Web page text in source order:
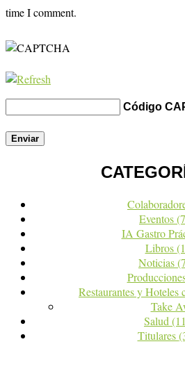
time I comment.
Código
Eventos
IA Gastro
Libros
Noticias
Restaurantes y Hoteles
Take
Salud
Titulares